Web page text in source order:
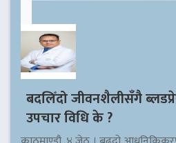
बदलिँदो जीवनशैलीसँगै
उपचार विधि के ?